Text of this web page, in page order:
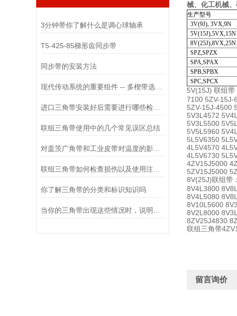
3分钟带你了解什么是调心球轴承
T5-425-85梯形齿同步带
同步带的安装方法
现代传动系统的重要组件 -- 多楔带选型与维护
联组三角带使用中的几个常见误区总结
对盖茨广角带和工业皮带对温度的影响有哪些？
你了解三角带的分类和标识知识吗
械、化工机械
生产型号
3V(9J), 3VX,9N
5V(15J),5VX,15N
8V(25J),8VX,25N
SPZ,SPZX
SPA,SPAX
SPB,SPBX
SPC,SPCX
5V(15J) 联组
7100 5ZV-15J-
5ZV-15J-4500
5V3L4572
5V3L5500
5V5L5960
5L5V6350
4L5V4570
4L5V6730
4ZV15J5000
5ZV15J5000
8V(25J)联组带
8V4L3800
8V4L5080
8V10L5600
8V2L8000
8ZV25J4830
联组三角带
留言询价